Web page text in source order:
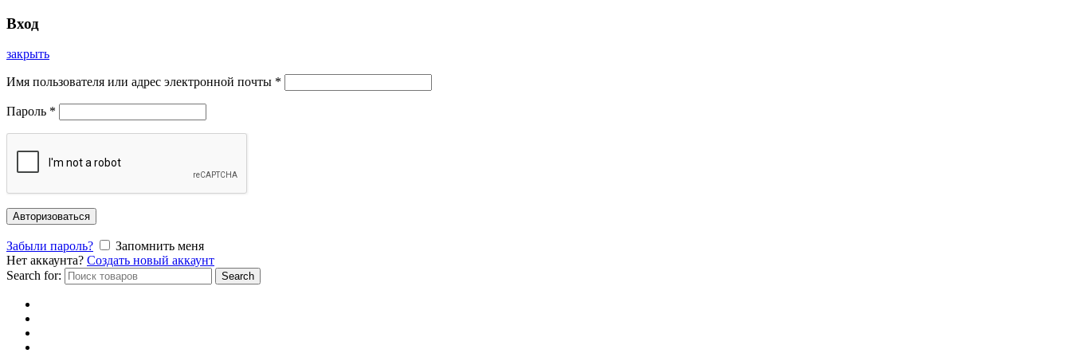
Вход
закрыть
Имя пользователя или адрес электронной почты *
Пароль *
Авторизоваться
Забыли пароль?
Запомнить меня
Нет аккаунта? Создать новый аккаунт
Search for:
Search